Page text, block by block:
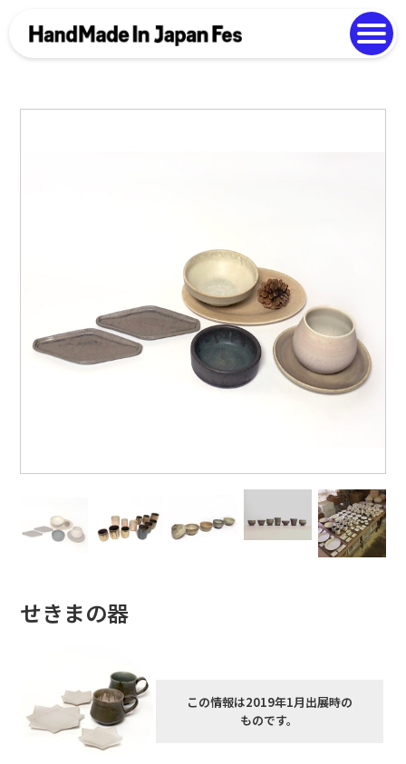
Photo Gallery
せきまの器
この情報は2019年1月出展時の
ものです。